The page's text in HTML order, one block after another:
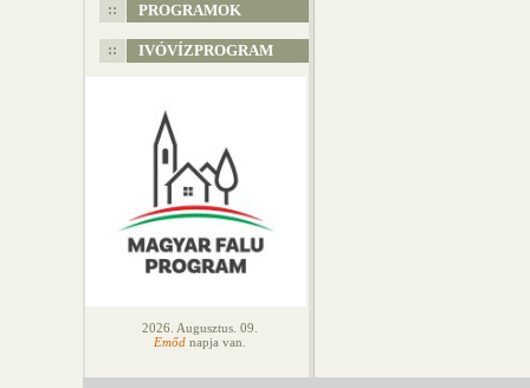
PROGRAMOK
IVÓVÍZPROGRAM
2026. Augusztus. 09.
Emőd napja van.